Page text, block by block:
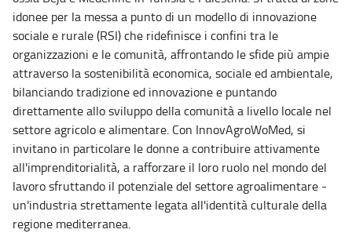
idonee per la messa a punto di un modello di innovazione
sociale e rurale (RSI) che ridefinisce i confini tra le
organizzazioni e le comunità, affrontando le sfide più ampie
attraverso la sostenibilità economica, sociale ed ambientale,
bilanciando tradizione ed innovazione e puntando
direttamente allo sviluppo della comunità a livello locale nel
settore agricolo e alimentare. Con InnovAgroWoMed, si
invitano in particolare le donne a contribuire attivamente
all'imprenditorialità, a rafforzare il loro ruolo nel mondo del
lavoro sfruttando il potenziale del settore agroalimentare -
un'industria strettamente legata all'identità culturale della
regione mediterranea.